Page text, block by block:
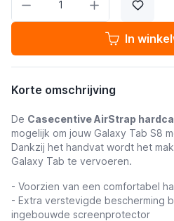
In
Korte omschrijving
De Casecentive AirStrap
mogelijk om jouw Galaxy Tab S8
Dankzij het handvat wordt het
Galaxy Tab te vervoeren.
- Voorzien van een comfortabel
- Extra verstevigde bescherming
ingebouwde screenprotector